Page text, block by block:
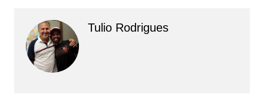
Tulio Rodrigues